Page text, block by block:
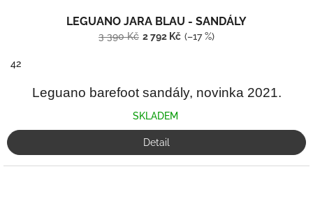
LEGUANO JARA BLAU - SANDÁLY
3 390 Kč 2 792 Kč (–17 %)
42
Leguano barefoot sandály, novinka 2021.
SKLADEM
Detail